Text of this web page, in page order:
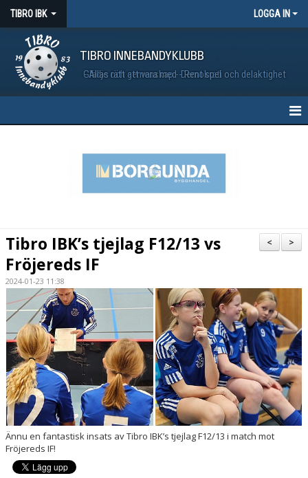
TIBRO IBK LOGGA IN
TIBRO INNEBANDYKLUBB
Glädje och gemenskap - Demokrati och delaktighet - Allas rätt att vara med - Rent spel
KALENDER
BILDGALLERI
INSTRUKTION/DOKUMENT FUNKTIONÄR/LAGFÖRÄLDER
MEDLEMSKAP
LÄNKAR
KONTAKT
OM KLUBBEN
LEDARE
>
<
Tibro IBK’s tjejlag F12/13 vs
Fröjereds IF
2024-01-23 11:38
Ännu en fantastisk insats av Tibro IBK’s tjejlag F12/13 i match mot
Fröjereds IF!